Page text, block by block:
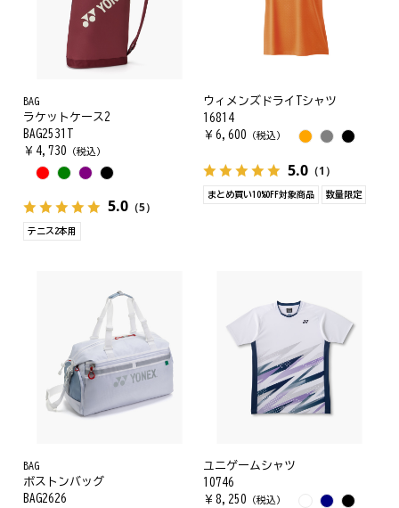
BAG
ラケットケース2
BAG2531T
￥ 4,730 （税込）
5.0 （5）
テニス2本用
ウィメンズドライTシャツ
16814
￥ 6,600 （税込）
5.0（1）
まとめ買い10%OFF対象商品 数量限定
BAG
ボストンバッグ
BAG2626
ユニゲームシャツ
10746
￥ 8,250 （税込）